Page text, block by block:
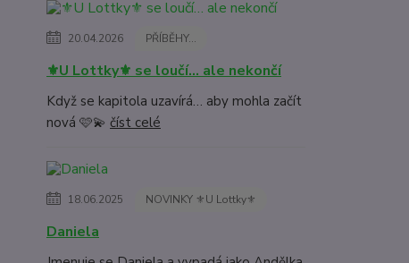
20.04.2026 PŘÍBĚHY...
⚜️U Lottky⚜️ se loučí… ale nekončí
Když se kapitola uzavírá… aby mohla začít
nová 🩷💫 číst celé
18.06.2025 NOVINKY ⚜️U Lottky⚜️
Daniela